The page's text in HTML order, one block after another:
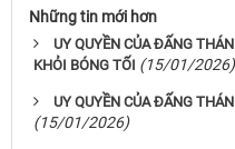
Những tin mới hơn
UY QUYỀN CỦA ĐẤNG
KHỎI BÓNG TỐI (15/01/2026)
UY QUYỀN CỦA ĐẤNG
(15/01/2026)